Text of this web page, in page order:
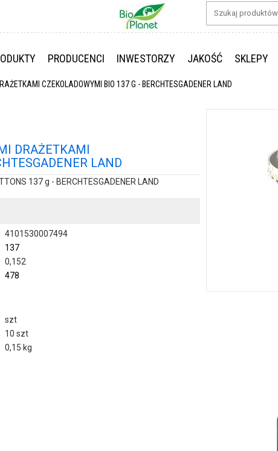
PRODUCENCI INWESTORZY JAKOŚĆ SKLEPY
CZEKOLADOWYMI BIO 137 G - BERCHTESGADENER LAND
DRAŻETKAMI
LAND
137 g - BERCHTESGADENER LAND
4101530007494
137
0,152
478
szt
10 szt
0,15 kg